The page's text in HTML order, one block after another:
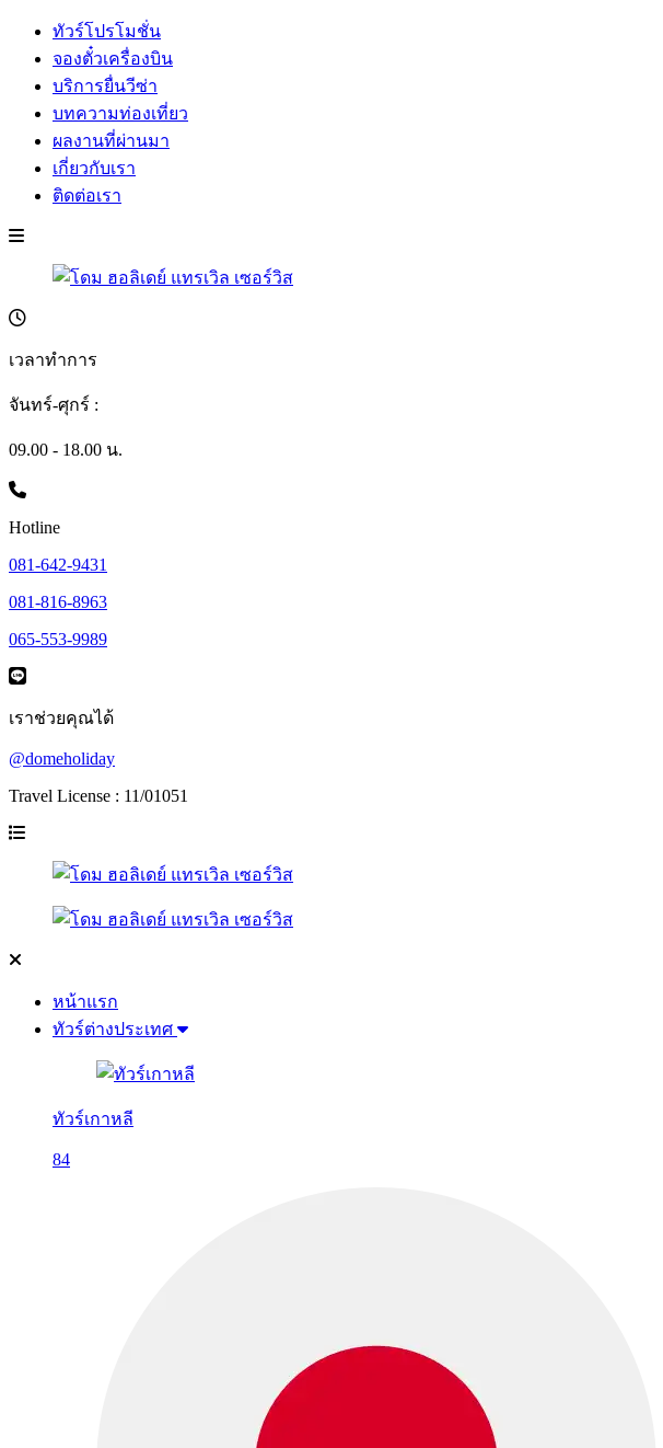
ทัวร์โปรโมชั่น
จองตั๋วเครื่องบิน
บริการยื่นวีซ่า
บทความท่องเที่ยว
ผลงานที่ผ่านมา
เกี่ยวกับเรา
ติดต่อเรา
เวลาทำการ
จันทร์-ศุกร์ :
09.00 - 18.00 น.
Hotline
081-642-9431
081-816-8963
065-553-9989
เราช่วยคุณได้
@domeholiday
Travel License : 11/01051
หน้าแรก
ทัวร์ต่างประเทศ
ทัวร์เกาหลี
84